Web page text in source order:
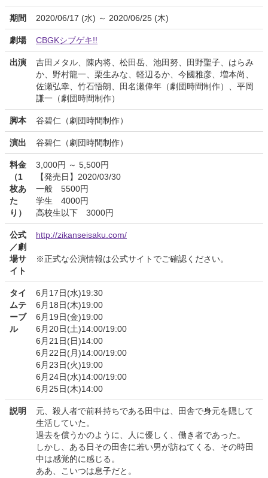
期間 2020/06/17 (水) ～ 2020/06/25 (木)
劇場 CBGKシブゲキ!!
出演
吉田メタル、陳内将、松田岳、池田努、田野聖子、はらみ
か、野村龍一、栗生みな、軽辺るか、今國雅彦、増本尚、
佐瀬弘幸、竹石悟朗、田名瀬偉年（劇団時間制作）、平岡
謙一（劇団時間制作）
脚本 谷碧仁（劇団時間制作）
演出 谷碧仁（劇団時間制作）
料金
（1
枚あ
た
り）
3,000円 ～ 5,500円
【発売日】2020/03/30
一般 5500円
学生 4000円
高校生以下 3000円
公式
／劇
場サ
イト
http://zikanseisaku.com/
※正式な公演情報は公式サイトでご確認ください。
タイ
ムテ
ーブ
ル
6月17日(水)19:30
6月18日(木)19:00
6月19日(金)19:00
6月20日(土)14:00/19:00
6月21日(日)14:00
6月22日(月)14:00/19:00
6月23日(火)19:00
6月24日(水)14:00/19:00
6月25日(木)14:00
説明
元、殺人者で前科持ちである田中は、田舎で身元を隠して
生活していた。
過去を償うかのように、人に優しく、働き者であった。
しかし、ある日その田舎に若い男が訪ねてくる、その時田
中は感覚的に感じる。
ああ、こいつは息子だと。